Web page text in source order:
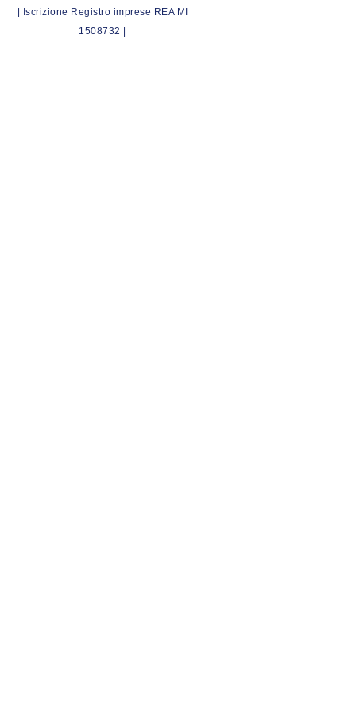
| Iscrizione Registro imprese REA MI
1508732 |